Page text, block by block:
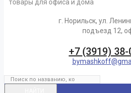
товары для офиса и дома
г. Норильск, ул.
подъезд 12,
+7 (3919) 38-